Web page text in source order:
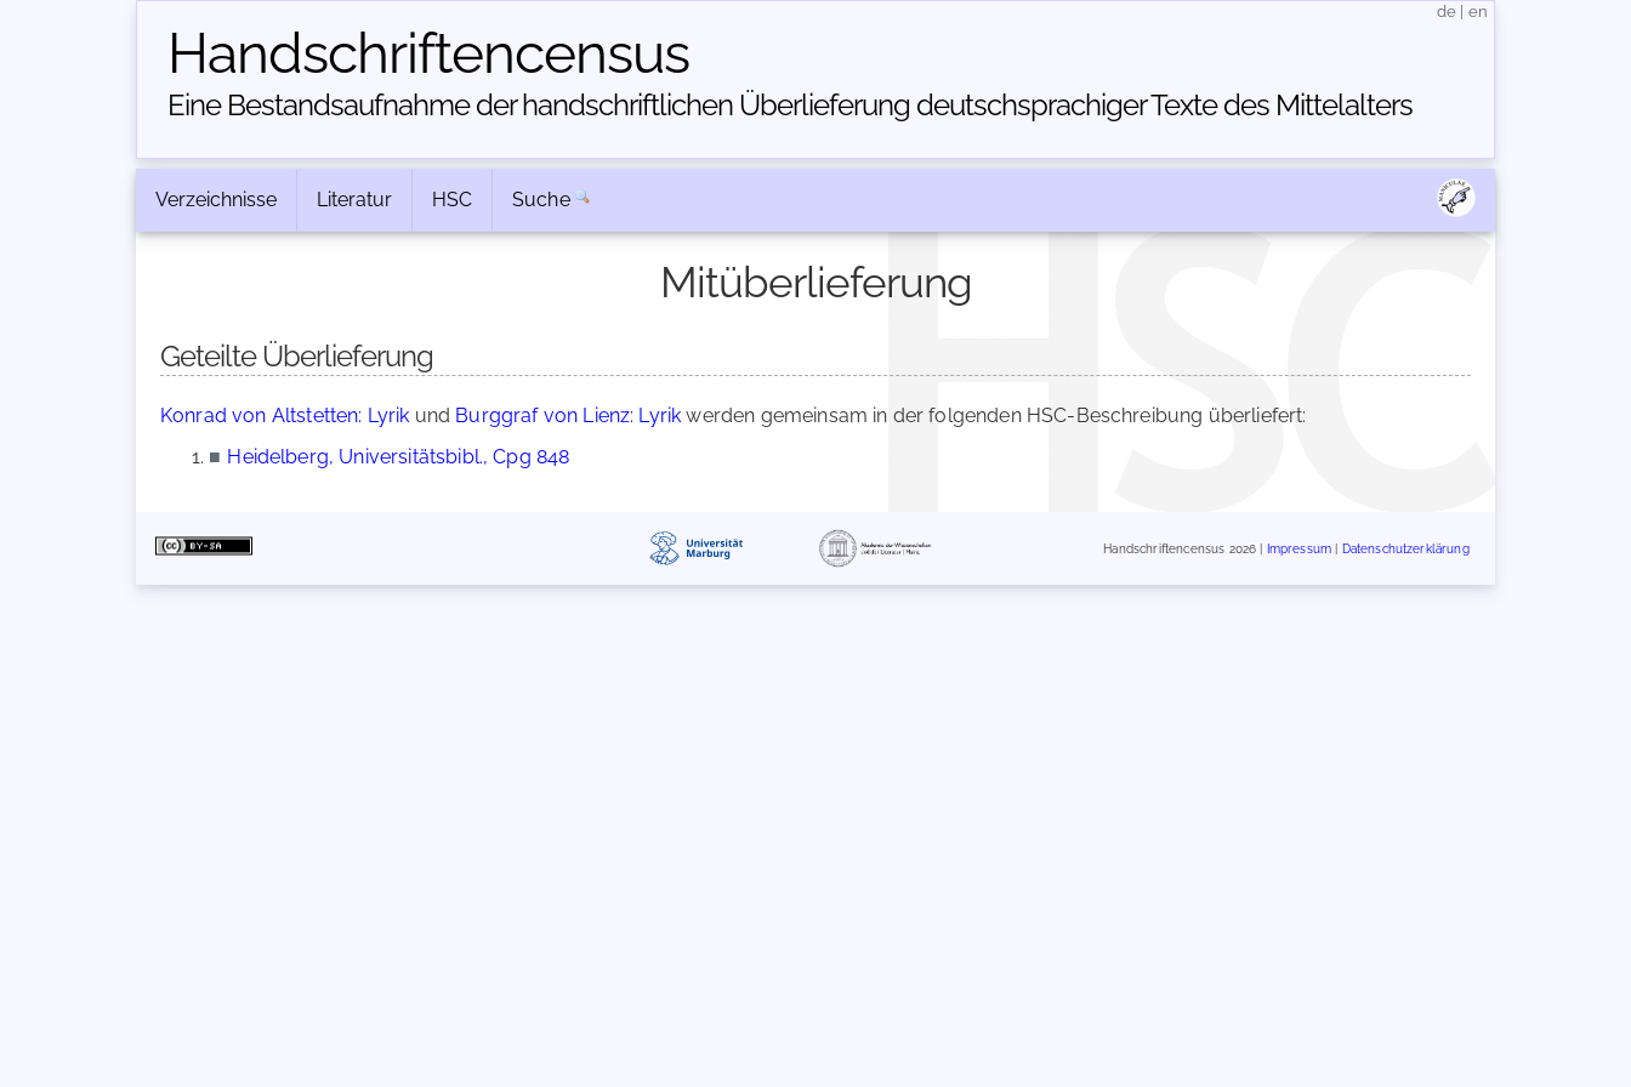
Handschriften­census
Eine Bestandsaufnahme der handschriftlichen Über­lieferung deutschsprachiger Texte des Mittelalters
de en
Verzeichnisse Literatur HSC Suche
Mitüberlieferung
Geteilte Überlieferung
Konrad von Altstetten: Lyrik und Burggraf von Lienz: Lyrik werden gemeinsam in der folgenden HSC-Beschreibung überliefert:
■ Heidelberg, Universitätsbibl., Cpg 848
Handschriftencensus 2026 | Impressum Datenschutzerklärung